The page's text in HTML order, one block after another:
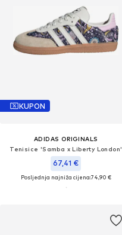
KUPON
ADIDAS ORIGINALS
Tenisice 'Samba x Liberty London'
67,41 €
Posljednja najniža cijena:74,90 €